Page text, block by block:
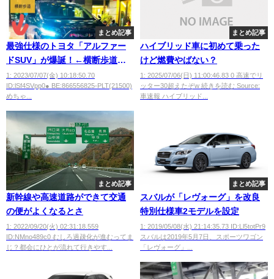
まとめ記事
最強仕様のトヨタ「アルファー
ドSUV」が爆誕！←横断歩道の
前後5mは駐停車禁止ですよ？
1: 2023/07/07(金) 10:18:50.70
ID:lSf4SVpp0● BE:866556825-PLT(21500)
めちゃ...
まとめ記事
ハイブリッド車に初めて乗った
けど燃費やばない？
1: 2025/07/06(日) 11:00:46.83 0 高速でリ
ッター30超えたぞw 続きを読む Source:
車速報 ハイブリッド...
まとめ記事
新幹線や高速道路ができて交通
の便がよくなるとさ
1: 2022/09/20(火) 02:31:18.559
ID:NMno489c0 むしろ過疎化が進むってま
じ？都会にひとが流れて行きやす...
まとめ記事
スバルが「レヴォーグ」を改良
特別仕様車2モデルを設定
1: 2019/05/08(水) 21:14:35.73 ID:Ll5totPr9
スバルは2019年5月7日、スポーツワゴン
「レヴォーグ」...